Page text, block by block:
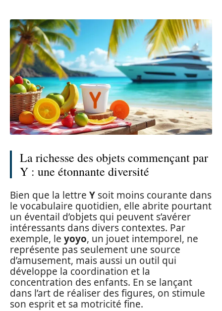
La richesse des objets commençant par
Y : une étonnante diversité
Bien que la lettre Y soit moins courante dans
le vocabulaire quotidien, elle abrite pourtant
un éventail d’objets qui peuvent s’avérer
intéressants dans divers contextes. Par
exemple, le yoyo, un jouet intemporel, ne
représente pas seulement une source
d’amusement, mais aussi un outil qui
développe la coordination et la
concentration des enfants. En se lançant
dans l’art de réaliser des figures, on stimule
son esprit et sa motricité fine.